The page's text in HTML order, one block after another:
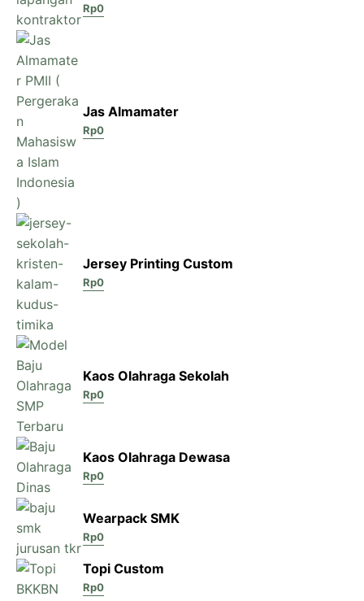
Rp0
Jas Almamater
Rp0
Jersey Printing Custom
Rp0
Kaos Olahraga Sekolah
Rp0
Kaos Olahraga Dewasa
Rp0
Wearpack SMK
Rp0
Topi Custom
Rp0